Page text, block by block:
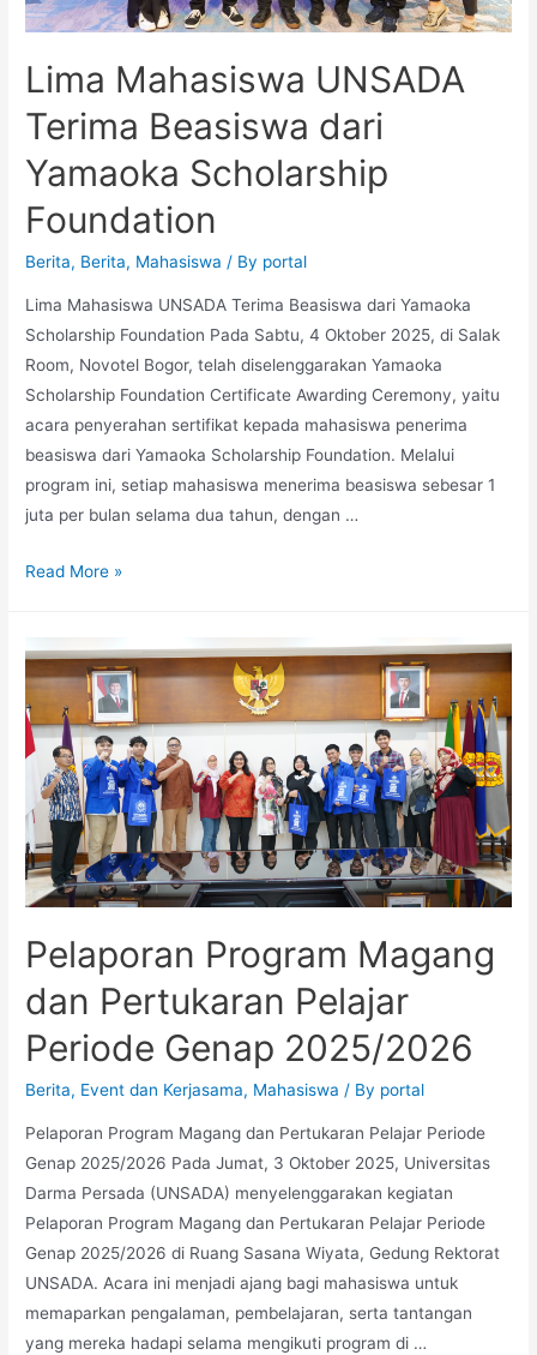
Lima Mahasiswa UNSADA
Terima Beasiswa dari
Yamaoka Scholarship
Foundation
Berita, Berita, Mahasiswa / By portal
Lima Mahasiswa UNSADA Terima Beasiswa dari Yamaoka
Scholarship Foundation Pada Sabtu, 4 Oktober 2025, di Salak
Room, Novotel Bogor, telah diselenggarakan Yamaoka
Scholarship Foundation Certificate Awarding Ceremony, yaitu
acara penyerahan sertifikat kepada mahasiswa penerima
beasiswa dari Yamaoka Scholarship Foundation. Melalui
program ini, setiap mahasiswa menerima beasiswa sebesar 1
juta per bulan selama dua tahun, dengan …
Read More »
Pelaporan Program Magang
dan Pertukaran Pelajar
Periode Genap 2025/2026
Berita, Event dan Kerjasama, Mahasiswa / By portal
Pelaporan Program Magang dan Pertukaran Pelajar Periode
Genap 2025/2026 Pada Jumat, 3 Oktober 2025, Universitas
Darma Persada (UNSADA) menyelenggarakan kegiatan
Pelaporan Program Magang dan Pertukaran Pelajar Periode
Genap 2025/2026 di Ruang Sasana Wiyata, Gedung Rektorat
UNSADA. Acara ini menjadi ajang bagi mahasiswa untuk
memaparkan pengalaman, pembelajaran, serta tantangan
yang mereka hadapi selama mengikuti program di …